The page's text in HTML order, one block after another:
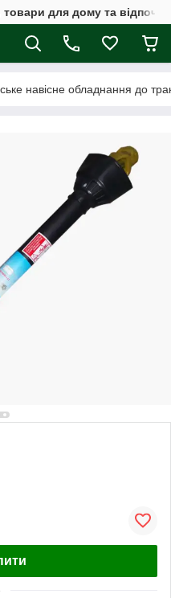
товари для дому та
навісне обладнання до